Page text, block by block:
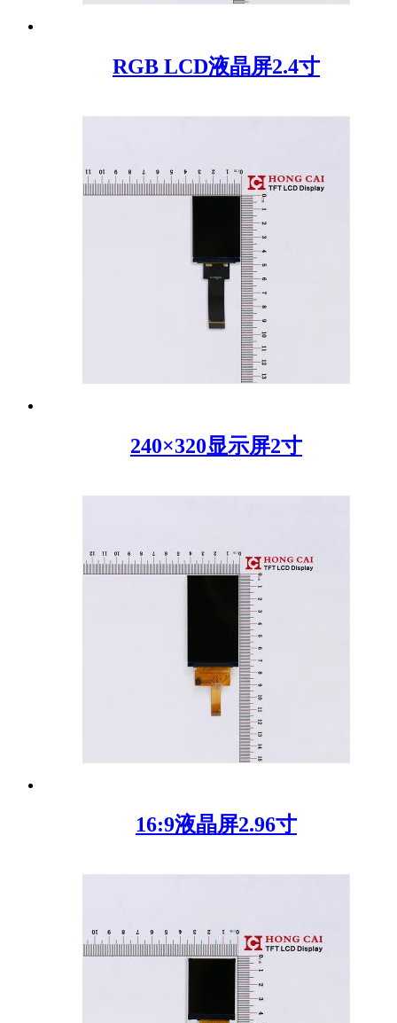
RGB LCD液晶屏2.4寸
240×320显示屏2寸
16:9液晶屏2.96寸